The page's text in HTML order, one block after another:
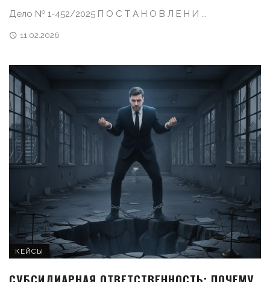
Дело № 1-452/2025 П О С Т А Н О В Л Е Н И ...
11.02.2026
КЕЙСЫ